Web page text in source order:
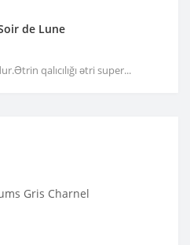
de Lune
qalıcılığı ətri super...